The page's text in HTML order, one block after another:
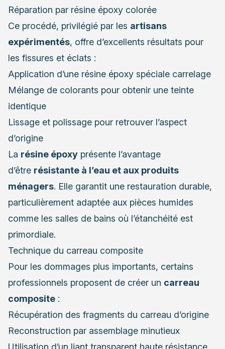
Réparation par résine époxy colorée
Ce procédé, privilégié par les artisans
expérimentés, offre d’excellents résultats pour
les fissures et éclats :
Application d’une résine époxy spéciale carrelage
Mélange de colorants pour obtenir une teinte
identique
Lissage et polissage pour retrouver l’aspect
d’origine
La résine époxy présente l’avantage
d’être résistante à l’eau et aux produits
ménagers. Elle garantit une restauration durable,
particulièrement adaptée aux pièces humides
comme les salles de bains où l’étanchéité est
primordiale.
Technique du carreau composite
Pour les dommages plus importants, certains
professionnels proposent de créer un carreau
composite :
Récupération des fragments du carreau d’origine
Reconstruction par assemblage minutieux
Utilisation d’un liant transparent haute résistance